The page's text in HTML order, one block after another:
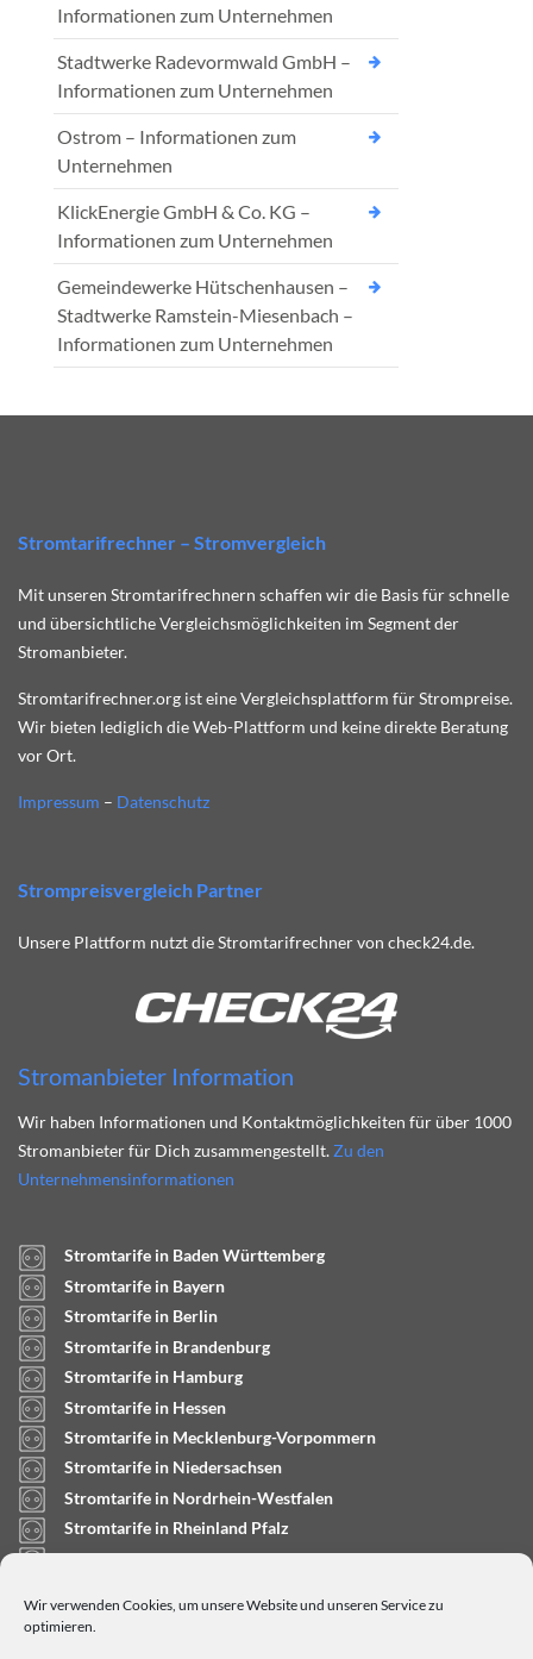
Wir verwenden Cookies, um unsere Website und unseren Service zu
optimieren.
Informationen zum Unternehmen
Stadtwerke Radevormwald GmbH –
Informationen zum Unternehmen
Ostrom – Informationen zum
Unternehmen
KlickEnergie GmbH & Co. KG –
Informationen zum Unternehmen
Gemeindewerke Hütschenhausen –
Stadtwerke Ramstein-Miesenbach –
Informationen zum Unternehmen
Stromtarifrechner – Stromvergleich
Mit unseren Stromtarifrechnern schaffen wir die Basis für schnelle
und übersichtliche Vergleichsmöglichkeiten im Segment der
Stromanbieter.
Stromtarifrechner.org ist eine Vergleichsplattform für Strompreise.
Wir bieten lediglich die Web-Plattform und keine direkte Beratung
vor Ort.
Impressum – Datenschutz
Strompreisvergleich Partner
Unsere Plattform nutzt die Stromtarifrechner von check24.de.
Stromanbieter Information
Wir haben Informationen und Kontaktmöglichkeiten für über 1000
Stromanbieter für Dich zusammengestellt. Zu den
Unternehmensinformationen
Stromtarife in Baden Württemberg
Stromtarife in Bayern
Stromtarife in Berlin
Stromtarife in Brandenburg
Stromtarife in Hamburg
Stromtarife in Hessen
Stromtarife in Mecklenburg-Vorpommern
Stromtarife in Niedersachsen
Stromtarife in Nordrhein-Westfalen
Stromtarife in Rheinland Pfalz
Stromtarife in Saarland
Stromtarife in Schleswig-Holstein